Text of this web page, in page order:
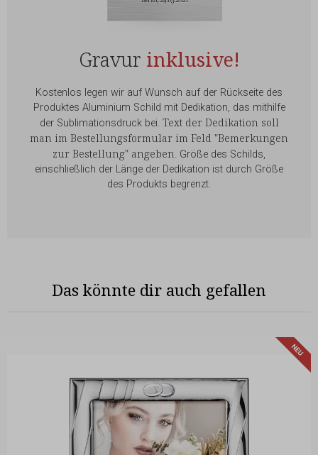
Gravur inklusive!
Kostenlos legen wir auf Wunsch auf der Rückseite des
Produktes Aluminium Schild mit Dedikation, das mithilfe
der Sublimationsdruck bei. Text der Dedikation soll
man im Bestellungsformular im Feld "Bemerkungen
zur Bestellung" angeben. Größe des Schilds,
einschließlich der Länge der Dedikation ist durch Größe
des Produkts begrenzt.
Das könnte dir auch gefallen